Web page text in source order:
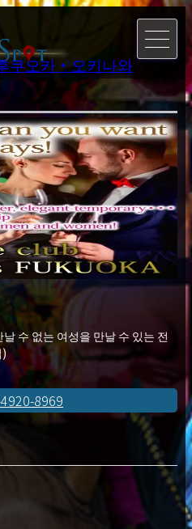
쿠오카・오키나와
수 없는 여성을 만날 수 있는 전
)
8969